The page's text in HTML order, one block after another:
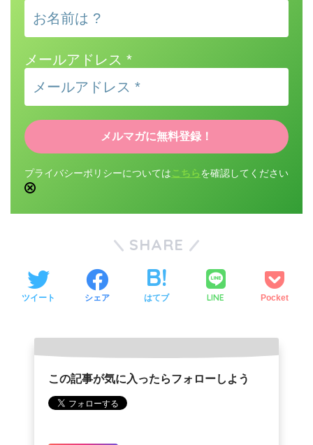
メールアドレス *
プライバシーポリシーについては こちら を確認してください
SHARE
ツイート シェア はてブ LINE Pocket
この記事が気に入ったらフォローしよう